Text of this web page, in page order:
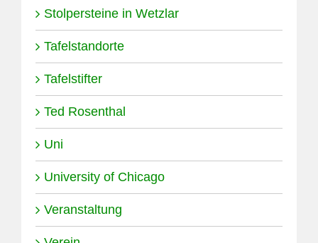
Stolpersteine in Wetzlar
Tafelstandorte
Tafelstifter
Ted Rosenthal
Uni
University of Chicago
Veranstaltung